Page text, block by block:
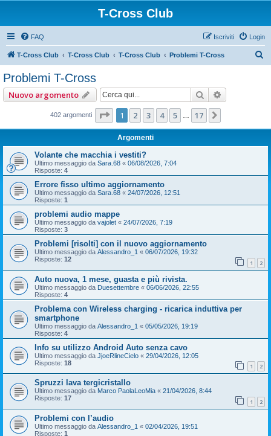
T-Cross Club
FAQ Login
Iscriviti
T-Cross Club T-Cross Club T-Cross Club Problemi T-Cross
Problemi T-Cross
Nuovo argomento Cerca
402 argomenti Pagina di 17
1 2 3 4 5 17
Argomenti
Volante che macchia i vestiti?
Ultimo messaggio da Sara.68 « 06/08/2026, 7:04
Risposte: 4
Errore fisso ultimo aggiornamento
Ultimo messaggio da Sara.68 « 24/07/2026, 12:51
Risposte: 1
problemi audio mappe
Ultimo messaggio da vajolet « 24/07/2026, 7:19
Risposte: 3
Problemi [risolti] con il nuovo aggiornamento
Ultimo messaggio da Alessandro_1 « 06/07/2026, 19:32
Risposte: 12 1 2
Auto nuova, 1 mese, guasta e più rivista.
Ultimo messaggio da Duesettembre « 06/06/2026, 22:55
Risposte: 4
Problema con Wireless charging - ricarica induttiva per
smartphone
Ultimo messaggio da Alessandro_1 « 05/05/2026, 19:19
Risposte: 4
Info su utilizzo Android Auto senza cavo
Ultimo messaggio da JjoeRlineCielo « 29/04/2026, 12:05
Risposte: 18 1 2
Spruzzi lava tergicristallo
Ultimo messaggio da Marco PaolaLeoMia « 21/04/2026, 8:44
Risposte: 17 1 2
Problemi con l’audio
Ultimo messaggio da Alessandro_1 « 02/04/2026, 19:51
Risposte: 1